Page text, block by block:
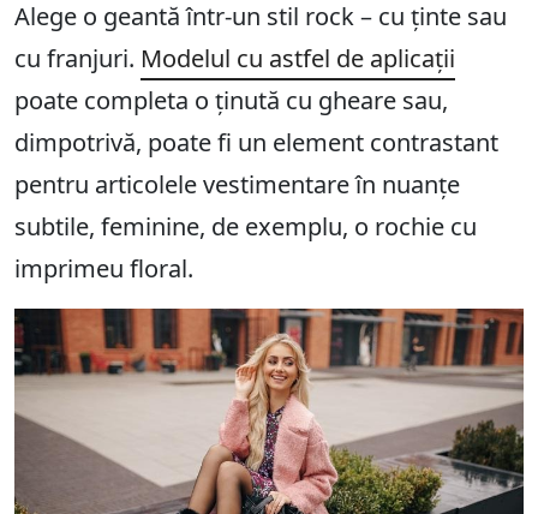
Alege o geantă într-un stil rock – cu ținte sau
cu franjuri. Modelul cu astfel de aplicații
poate completa o ținută cu gheare sau,
dimpotrivă, poate fi un element contrastant
pentru articolele vestimentare în nuanțe
subtile, feminine, de exemplu, o rochie cu
imprimeu floral.